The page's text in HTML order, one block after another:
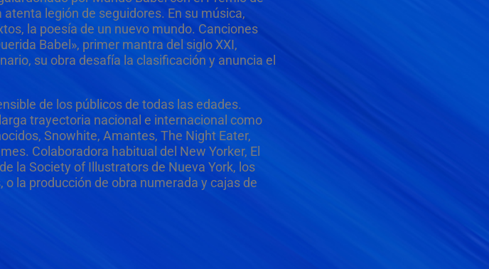
legión de seguidores. En su música,
la poesía de un nuevo mundo. Canciones
Babel», primer mantra del siglo XXI,
su obra desafía la clasificación y anuncia el
de los públicos de todas las edades.
trayectoria nacional e internacional como
Snowhite, Amantes, The Night Eater,
Colaboradora habitual del New Yorker, El
la Society of Illustrators de Nueva York, los
la producción de obra numerada y cajas de